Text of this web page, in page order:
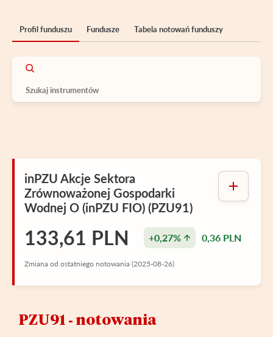
Profil funduszu Fundusze Tabela notowań funduszy
inPZU Akcje Sektora
Zrównoważonej Gospodarki
Wodnej O (inPZU FIO) (PZU91)
133,61 PLN +0,27% 0,36 PLN
Zmiana od ostatniego notowania (2025-08-26)
PZU91 ‑ notowania